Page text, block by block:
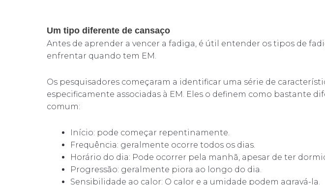
Um tipo diferente de cansaço
Antes de aprender a vencer a fadiga, é útil entender os tipos de
enfrentar quando tem EM.
Os pesquisadores começaram a identificar uma série de
especificamente associadas à EM. Eles o definem como bastante
comum:
Início: pode começar repentinamente.
Frequência: geralmente ocorre todos os dias.
Horário do dia: Pode ocorrer pela manhã, apesar de ter
Progressão: geralmente piora ao longo do dia.
Sensibilidade ao calor: O calor e a umidade podem agravá-la.